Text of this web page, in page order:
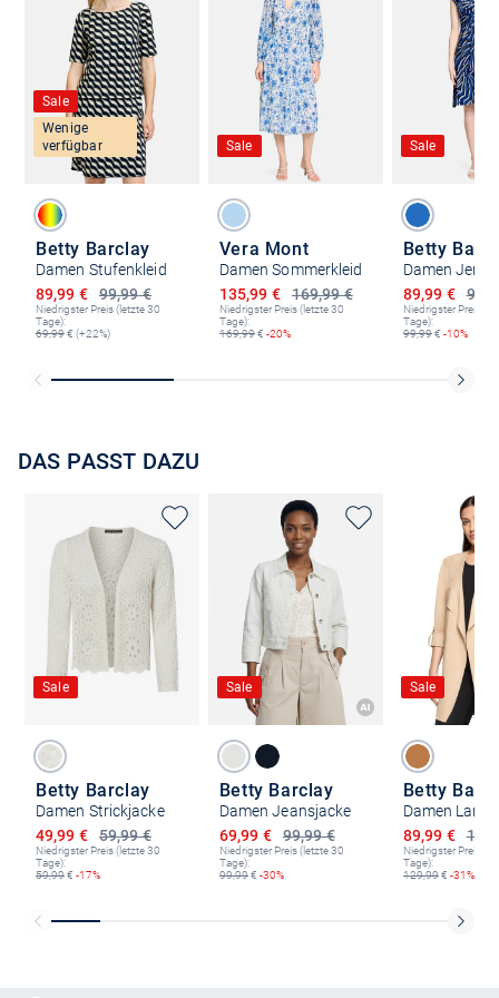
Sale
Wenige
verfügbar
Betty Barclay
Damen Stufenkleid
99,99 €
Ermäßigter Preis
89,99 €
Niedrigster Preis (letzte 30
Tage):
69,99€ (+22%)
Sale
Vera Mont
Damen Sommerkleid
169,99 €
Ermäßigter Preis
135,99 €
Niedrigster Preis (letzte 30
Tage):
169,99€ -20%
Sale
Betty
Damen
Ermäßigter
89,99 €
Niedrigster Preis
Tage):
99,99€ -10%
DAS PASST DAZU
Sale
Betty Barclay
Damen Strickjacke
59,99 €
Ermäßigter Preis
49,99 €
Niedrigster Preis (letzte 30
Tage):
59,99€ -17%
Sale
Betty Barclay
Damen Jeansjacke
99,99 €
Ermäßigter Preis
69,99 €
Niedrigster Preis (letzte 30
Tage):
99,99€ -30%
Sale
Betty
Damen
Ermäßigter
89,99 €
Niedrigster Preis
Tage):
129,99€ -31%